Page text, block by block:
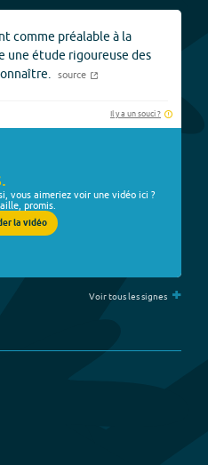
comme préalable à la
une étude rigoureuse des
source
Il y a un souci ?
vous aimeriez voir une vidéo ici ?
promis.
la vidéo
Voir tous les signes +